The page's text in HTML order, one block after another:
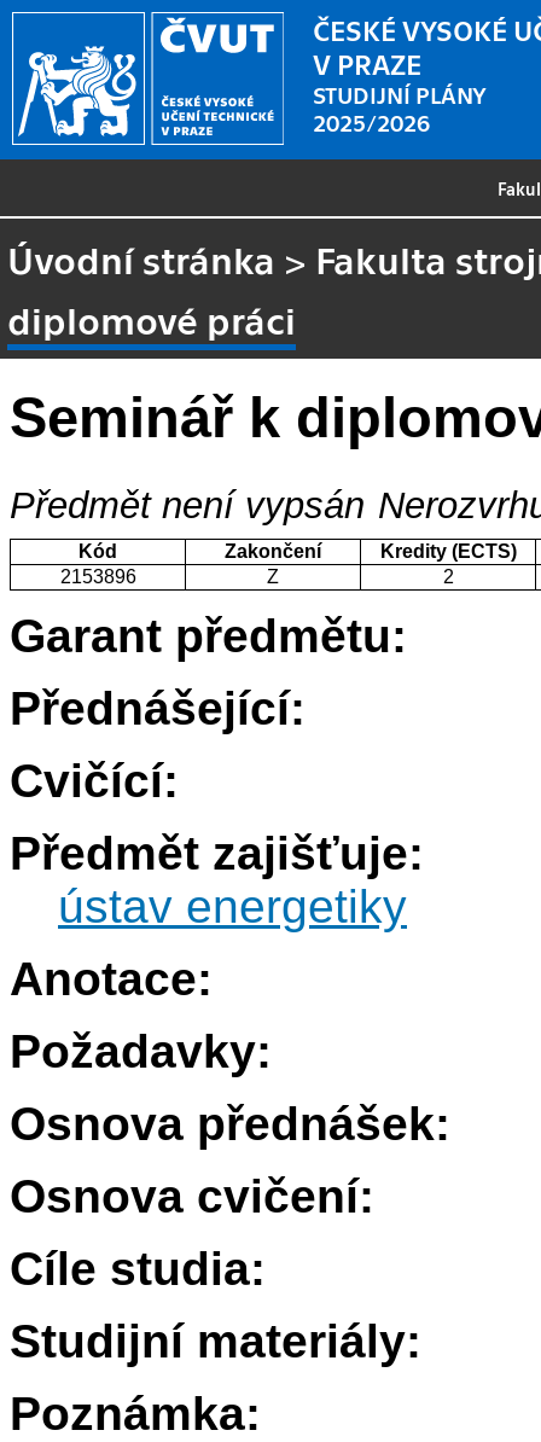
ČESKÉ VYSOKÉ
V PRAZE
STUDIJNÍ PLÁNY
2025/2026
Úvodní stránka > Fakulta
diplomové práci
Seminář k
Předmět není vypsán
Kód Zakončení
Kredity (ECTS)
2153896
Z 2
Garant předmětu:
Přednášející:
Cvičící:
Předmět zajišťuje:
ústav energetiky
Anotace:
Požadavky:
Osnova přednášek:
Osnova cvičení:
Cíle studia:
Studijní materiály:
Poznámka: